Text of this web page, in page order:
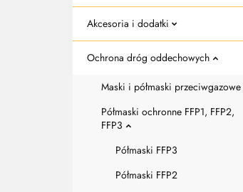
Akcesoria i dodatki
Ochrona dróg oddechowych
Maski i półmaski przeciwgazowe
Półmaski ochronne FFP1, FFP2,
FFP3
Półmaski FFP3
Półmaski FFP2